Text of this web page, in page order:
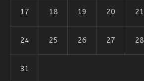
17 18 19 20 21
24 25 26 27 28
31